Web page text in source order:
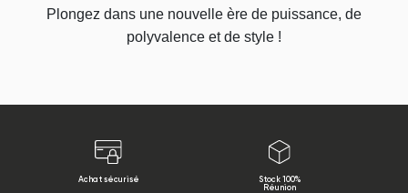
Plongez dans une nouvelle ère de puissance, de
polyvalence et de style !
Achat sécurisé
Stock 100%
Réunion